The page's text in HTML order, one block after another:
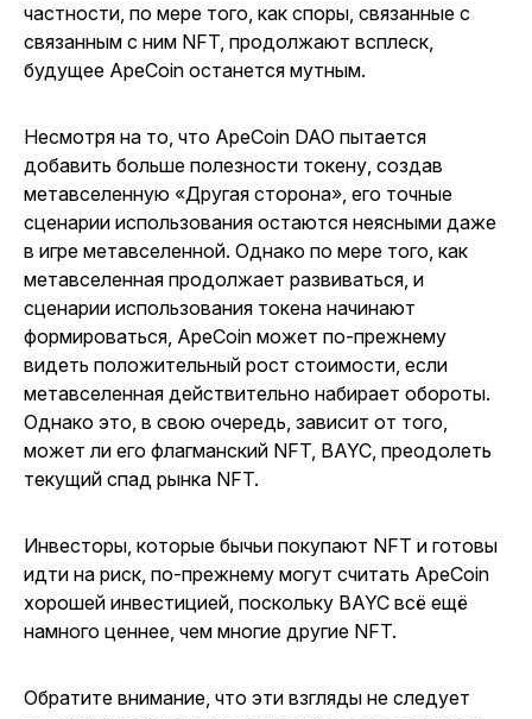
частности, по мере того, как споры, связанные с
связанным с ним NFT, продолжают всплеск,
будущее ApeCoin останется мутным.
Несмотря на то, что ApeCoin DAO пытается
добавить больше полезности токену, создав
метавселенную «Другая сторона», его точные
сценарии использования остаются неясными даже
в игре метавселенной. Однако по мере того, как
метавселенная продолжает развиваться, и
сценарии использования токена начинают
формироваться, ApeCoin может по-прежнему
видеть положительный рост стоимости, если
метавселенная действительно набирает обороты.
Однако это, в свою очередь, зависит от того,
может ли его флагманский NFT, BAYC, преодолеть
текущий спад рынка NFT.
Инвесторы, которые бычьи покупают NFT и готовы
идти на риск, по-прежнему могут считать ApeCoin
хорошей инвестицией, поскольку BAYC всё ещё
намного ценнее, чем многие другие NFT.
Обратите внимание, что эти взгляды не следует